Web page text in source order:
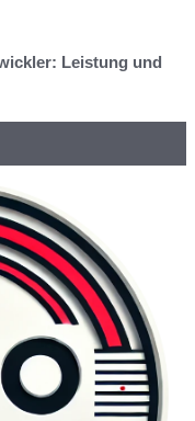
Leistung und